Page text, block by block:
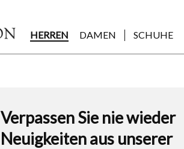
HERREN DAMEN SCHUHE
Verpassen Sie nie wieder
Neuigkeiten aus unserer